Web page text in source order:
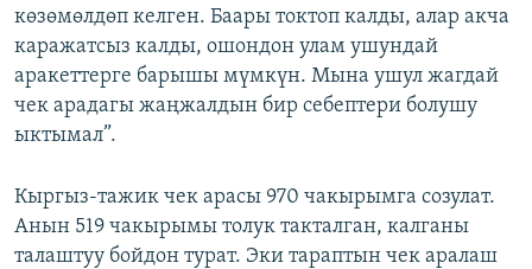
көзөмөлдөп келген. Баары токтоп калды, алар акча
каражатсыз калды, ошондон улам ушундай
аракеттерге барышы мүмкүн. Мына ушул жагдай
чек арадагы жаңжалдын бир себептери болушу
ыктымал”.
Кыргыз-тажик чек арасы 970 чакырымга созулат.
Анын 519 чакырымы толук такталган, калганы
талаштуу бойдон турат. Эки тараптын чек аралаш